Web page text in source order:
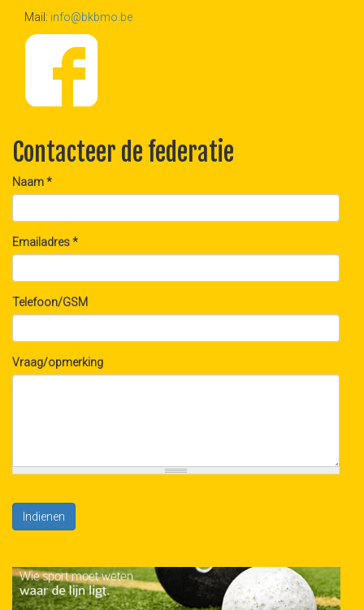
Mail: info@bkbmo.be
Contacteer de federatie
Naam*
Emailadres*
Telefoon/GSM
Vraag/opmerking
Indienen